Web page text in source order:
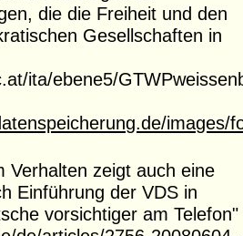
die die Freiheit und den
Gesellschaften in
ita/ebene5/
images/
Verhalten zeigt auch eine
Einführung der VDS in
vorsichtiger am Telefon"